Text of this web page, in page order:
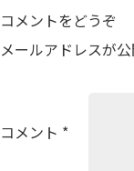
ゲ
ー
ン
コメントをどうぞ
メールアドレスが
コメント *